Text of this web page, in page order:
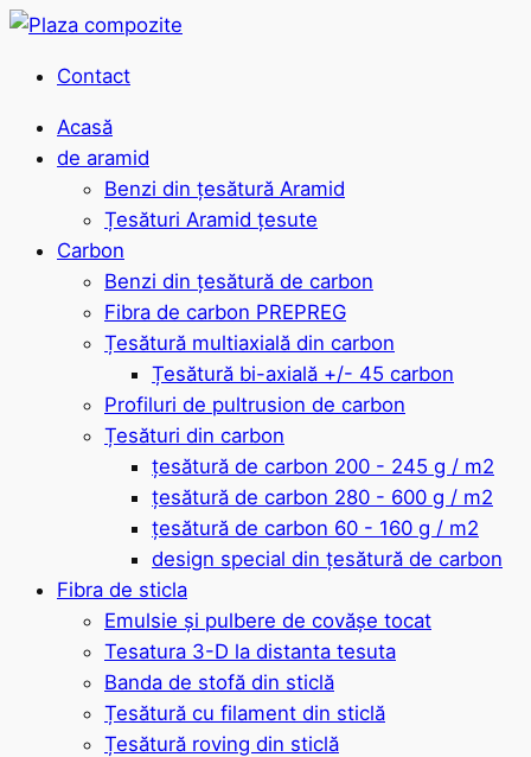
Contact
Acasă
de aramid
Benzi din țesătură Aramid
Țesături Aramid țesute
Carbon
Benzi din țesătură de carbon
Fibra de carbon PREPREG
Țesătură multiaxială din carbon
Țesătură bi-axială +/- 45 carbon
Profiluri de pultrusion de carbon
Țesături din carbon
țesătură de carbon 200 - 245 g / m2
țesătură de carbon 280 - 600 g / m2
țesătură de carbon 60 - 160 g / m2
design special din țesătură de carbon
Fibra de sticla
Emulsie și pulbere de covășe tocat
Tesatura 3-D la distanta tesuta
Banda de stofă din sticlă
Țesătură cu filament din sticlă
Țesătură roving din sticlă